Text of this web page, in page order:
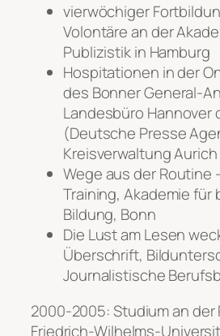
vierwöchiger
Volontäre an der
Publizistik in Hamburg
Hospitationen in der
des Bonner General-
Landesbüro Hannover
(Deutsche Presse
Kreisverwaltung Aurich
Wege aus der Routine
Training, Akademie für
Bildung, Bonn
Die Lust am Lesen
Überschrift,
Journalistische
2000-2005: Studium an der
Friedrich-Wilhelms-